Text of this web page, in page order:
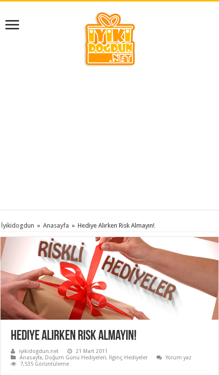
İyikidogdun » Anasayfa » Hediye Alırken Risk Almayın!
Hediye Alırken Risk Almayın!
iyikidogdun.net
21 Mart 2011
Anasayfa, Doğum Günü Hediyeleri, İlginç Hediyeler
Yorum yaz
7,535 Görüntüleme